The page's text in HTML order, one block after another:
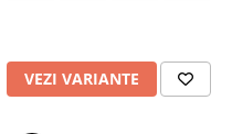
VEZI VARIANTE